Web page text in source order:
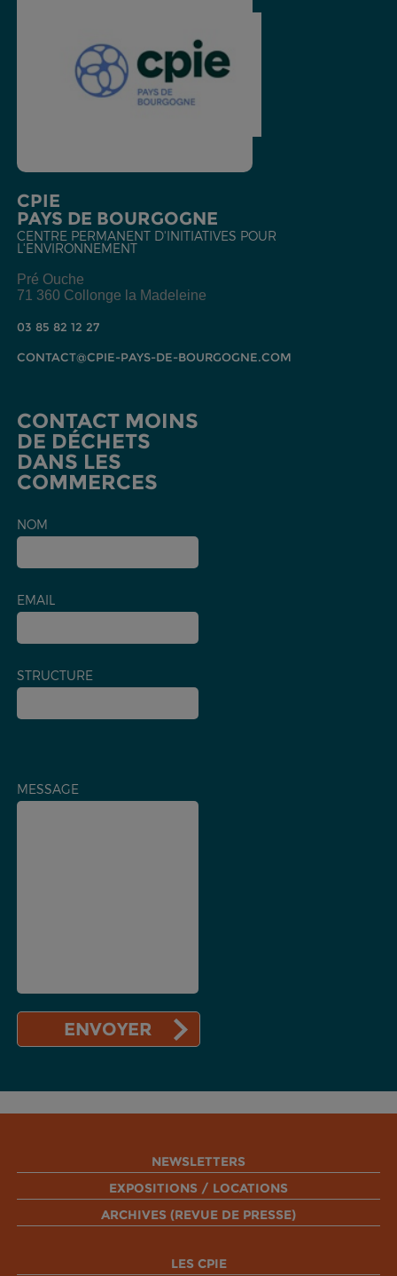
CPIE
PAYS DE BOURGOGNE
CENTRE PERMANENT D'INITIATIVES POUR
L'ENVIRONNEMENT
Pré Ouche
71 360 Collonge la Madeleine
03 85 82 12 27
CONTACT@CPIE-PAYS-DE-BOURGOGNE.COM
CONTACT MOINS
DE DÉCHETS
DANS LES
COMMERCES
NOM
EMAIL
STRUCTURE
MESSAGE
NEWSLETTERS
EXPOSITIONS / LOCATIONS
ARCHIVES (REVUE DE PRESSE)
LES CPIE